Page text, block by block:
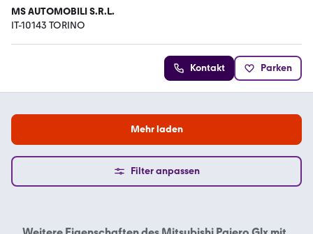
MS AUTOMOBILI S.R.L.
IT-10143 TORINO
Kontakt Parken
Mehr laden
Filter anpassen